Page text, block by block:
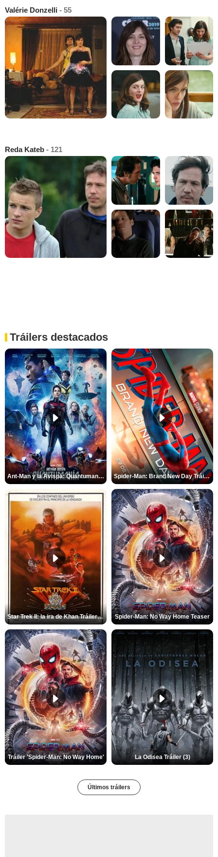
Valérie Donzelli - 55
Reda Kateb - 121
Tráilers destacados
Ant-Man y la Avispa: Quantumanía Tráiler (2) Spider-Man: Brand New Day Tráiler (3)
Star Trek II: la ira de Khan Tráiler VO Spider-Man: No Way Home Teaser
Tráiler 'Spider-Man: No Way Home' La Odisea Tráiler (3)
Últimos tráilers